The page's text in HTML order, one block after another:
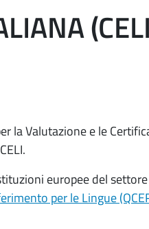
Valutazione e le
europee del
per le Lingue